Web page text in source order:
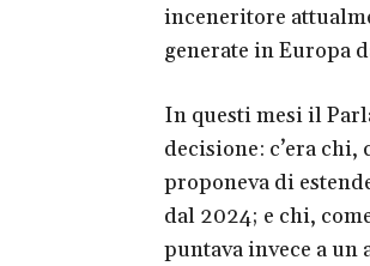
inceneritore
generate in Europa
In questi mesi il
decisione: c’era
proponeva di
dal 2024; e chi,
puntava invece a un